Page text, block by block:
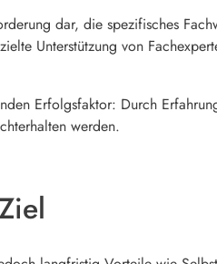
dar, die spezifisches
Unterstützung von
Erfolgsfaktor: Durch
werden.